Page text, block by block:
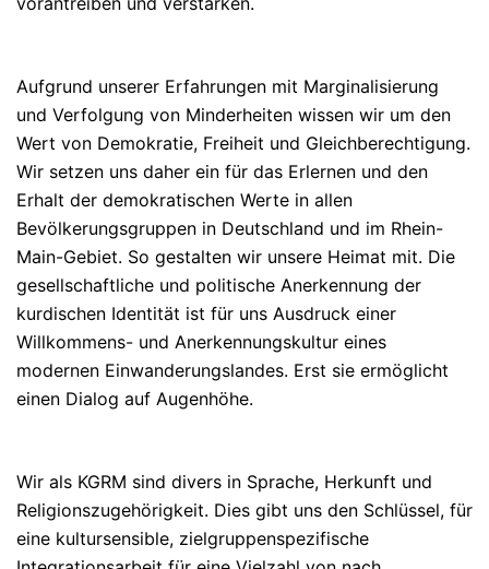
Aufgrund unserer Erfahrungen mit Marginalisierung
und Verfolgung von Minderheiten wissen wir um den
Wert von Demokratie, Freiheit und Gleichberechtigung.
Wir setzen uns daher ein für das Erlernen und den
Erhalt der demokratischen Werte in allen
Bevölkerungsgruppen in Deutschland und im Rhein-
Main-Gebiet. So gestalten wir unsere Heimat mit. Die
gesellschaftliche und politische Anerkennung der
kurdischen Identität ist für uns Ausdruck einer
Willkommens- und Anerkennungskultur eines
modernen Einwanderungslandes. Erst sie ermöglicht
einen Dialog auf Augenhöhe.
Wir als KGRM sind divers in Sprache, Herkunft und
Religionszugehörigkeit. Dies gibt uns den Schlüssel, für
eine kultursensible, zielgruppenspezifische